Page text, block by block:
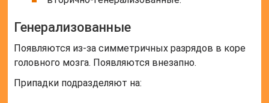
Генерализованные
Появляются из-за симметричных разрядов в коре
головного мозга. Появляются внезапно.
Припадки подразделяют на: